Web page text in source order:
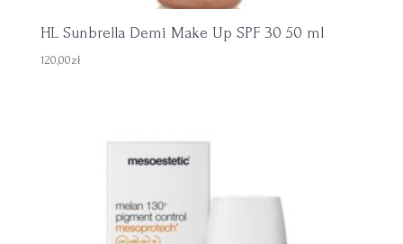
HL Sunbrella Demi Make Up SPF 30 50 ml
120,00zł